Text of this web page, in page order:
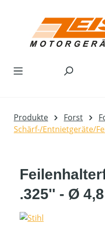
Produkte Forst
Schärf-/Entnietgeräte/
.325'' - Ø